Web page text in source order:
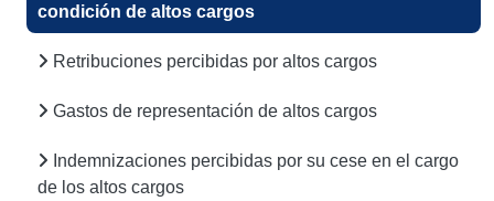
condición de altos cargos
Retribuciones percibidas por altos cargos
Gastos de representación de altos cargos
Indemnizaciones percibidas por su cese en el cargo
de los altos cargos